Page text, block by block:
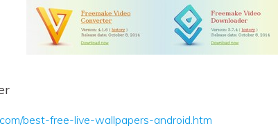
best-free-live-wallpapers-android.htm